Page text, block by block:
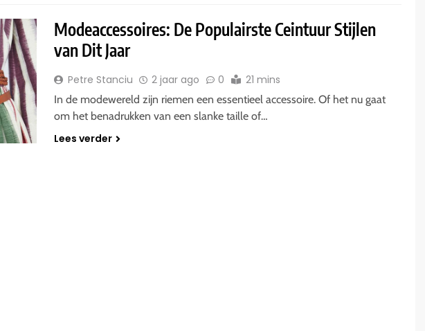
Modeaccessoires: De Populairste Ceintuur Stijlen
van Dit Jaar
Petre Stanciu 2 jaar ago 0 21 mins
In de modewereld zijn riemen een essentieel accessoire. Of het nu gaat
om het benadrukken van een slanke taille of…
Lees verder